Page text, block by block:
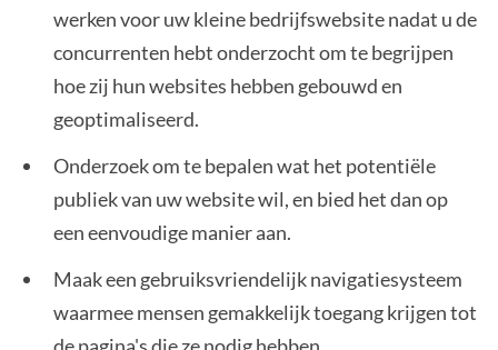
werken voor uw kleine bedrijfswebsite nadat u de
concurrenten hebt onderzocht om te begrijpen
hoe zij hun websites hebben gebouwd en
geoptimaliseerd.
Onderzoek om te bepalen wat het potentiële
publiek van uw website wil, en bied het dan op
een eenvoudige manier aan.
Maak een gebruiksvriendelijk navigatiesysteem
waarmee mensen gemakkelijk toegang krijgen tot